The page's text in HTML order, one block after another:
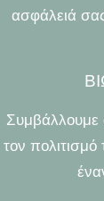
ασφάλειά
Συμβάλλουμε
τον